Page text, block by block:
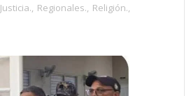
Justicia., Regionales., Religión.,